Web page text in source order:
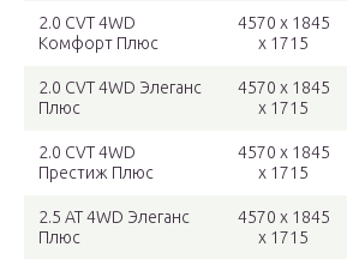
2.0 CVT 4WD
Комфорт Плюс
4570 x 1845
x 1715
2.0 CVT 4WD Элеганс
Плюс
4570 x 1845
x 1715
2.0 CVT 4WD
Престиж Плюс
4570 x 1845
x 1715
2.5 AT 4WD Элеганс
Плюс
4570 x 1845
x 1715